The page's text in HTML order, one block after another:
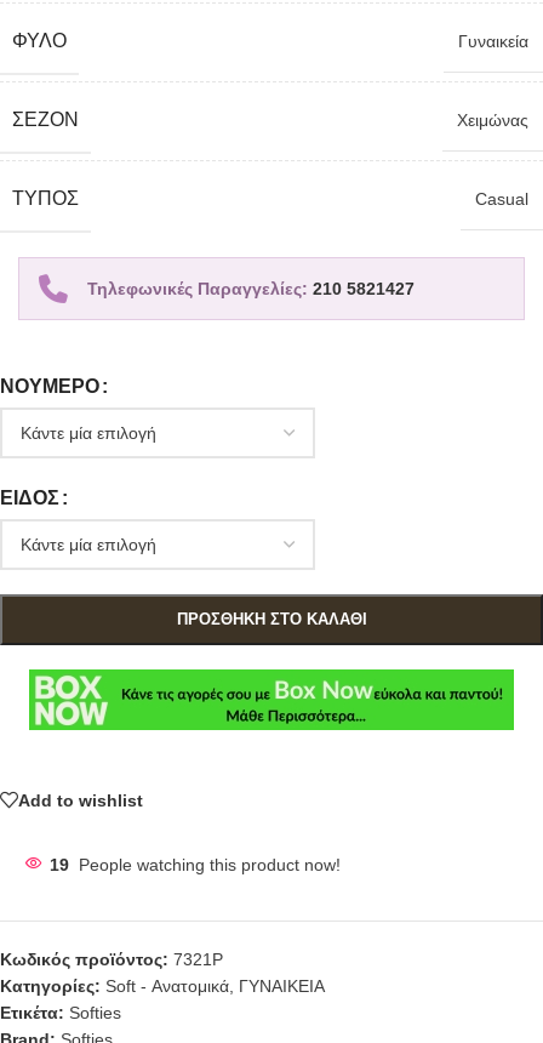
ΦΎΛΟ Γυναικεία
ΣΕΖΌΝ Χειμώνας
TΎΠΟΣ Casual
Τηλεφωνικές Παραγγελίες: 210 5821427
ΝΟΎΜΕΡΟ
ΕΊΔΟΣ
ΠΡΟΣΘΉΚΗ ΣΤΟ ΚΑΛΆΘΙ
Add to wishlist
19 People watching this product now!
Κωδικός προϊόντος: 7321P
Κατηγορίες: Soft - Ανατομικά ΓΥΝΑΙΚΕΙΑ
Ετικέτα: Softies